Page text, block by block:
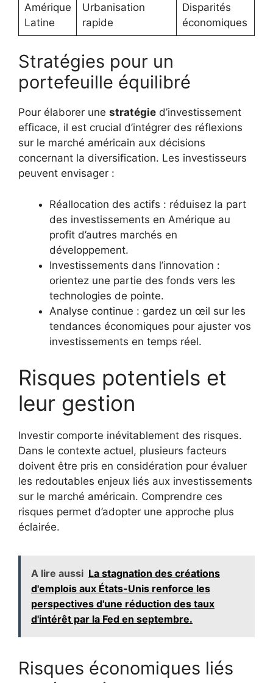
Amérique
Latine
Urbanisation
rapide
Disparités
économiques
Stratégies pour un
portefeuille équilibré
Pour élaborer une stratégie d’investissement
efficace, il est crucial d’intégrer des réflexions
sur le marché américain aux décisions
concernant la diversification. Les investisseurs
peuvent envisager :
Réallocation des actifs : réduisez la part
des investissements en Amérique au
profit d’autres marchés en
développement.
Investissements dans l’innovation :
orientez une partie des fonds vers les
technologies de pointe.
Analyse continue : gardez un œil sur les
tendances économiques pour ajuster vos
investissements en temps réel.
Risques potentiels et
leur gestion
Investir comporte inévitablement des risques.
Dans le contexte actuel, plusieurs facteurs
doivent être pris en considération pour évaluer
les redoutables enjeux liés aux investissements
sur le marché américain. Comprendre ces
risques permet d’adopter une approche plus
éclairée.
A lire aussi La stagnation des créations
d'emplois aux États-Unis renforce les
perspectives d'une réduction des taux
d'intérêt par la Fed en septembre.
Risques économiques liés